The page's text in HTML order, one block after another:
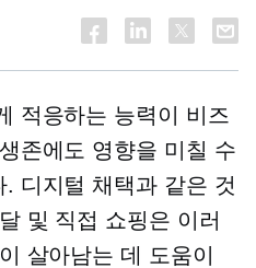
적응하는 능력이 비즈
존에도 영향을 미칠 수
디지털 채택과 같은 것
및 직접 쇼핑은 이러
살아남는 데 도움이